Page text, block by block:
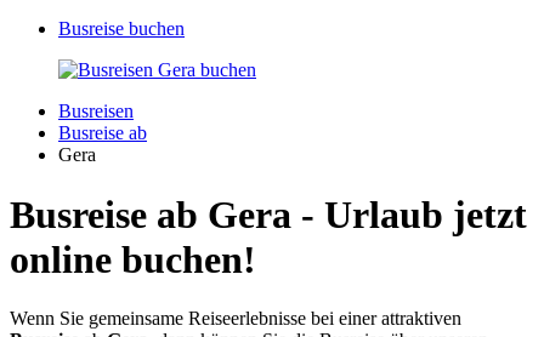
Busreise buchen
Busreisen
Busreise ab
Gera
Busreise ab Gera - Urlaub jetzt
online buchen!
Wenn Sie gemeinsame Reiseerlebnisse bei einer attraktiven